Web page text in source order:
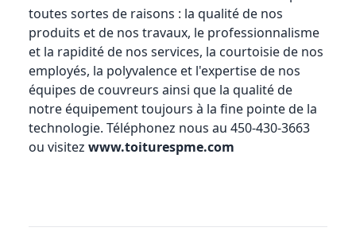
toutes sortes de raisons : la qualité de nos
produits et de nos travaux, le professionnalisme
et la rapidité de nos services, la courtoisie de nos
employés, la polyvalence et l'expertise de nos
équipes de couvreurs ainsi que la qualité de
notre équipement toujours à la fine pointe de la
technologie. Téléphonez nous au 450-430-3663
ou visitez www.toiturespme.com